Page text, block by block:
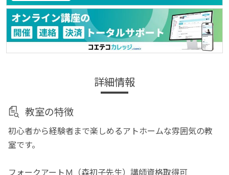
詳細情報
教室の特徴
初心者から経験者まで楽しめるアトホームな雰囲気の教
室です。
フォークアートＭ（森初子先生）講師資格取得可